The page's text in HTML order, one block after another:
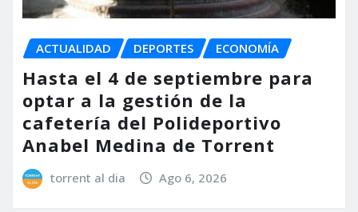
ACTUALIDAD DEPORTES ECONOMÍA
Hasta el 4 de septiembre para
optar a la gestión de la
cafetería del Polideportivo
Anabel Medina de Torrent
torrent al dia Ago 6, 2026